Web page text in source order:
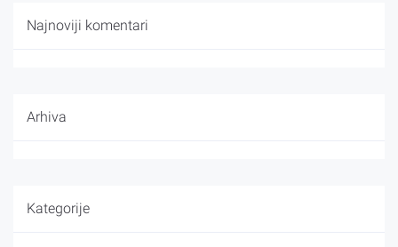
Najnoviji komentari
Arhiva
Kategorije